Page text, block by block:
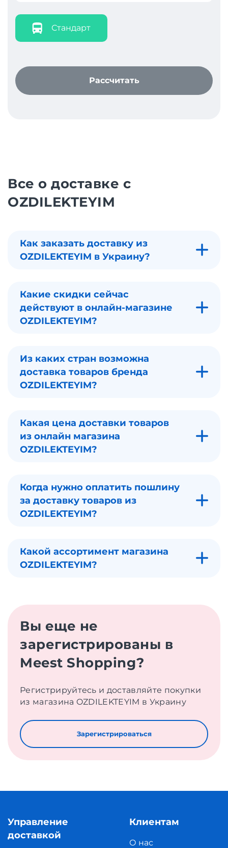
Стандарт
Рассчитать
Все о доставке с
OZDILEKTEYIM
Как заказать доставку из
OZDILEKTEYIM в Украину?
Какие скидки сейчас
действуют в онлайн-магазине
OZDILEKTEYIM?
Из каких стран возможна
доставка товаров бренда
OZDILEKTEYIM?
Какая цена доставки товаров
из онлайн магазина
OZDILEKTEYIM?
Когда нужно оплатить пошлину
за доставку товаров из
OZDILEKTEYIM?
Какой ассортимент магазина
OZDILEKTEYIM?
Вы еще не
зарегистрированы в
Meest Shopping?
Регистрируйтесь и доставляйте покупки
из магазина OZDILEKTEYIM в Украину
Зарегистрироваться
Управление
доставкой
Клиентам
О нас